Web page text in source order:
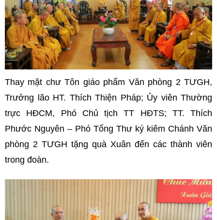
Thay mặt chư Tôn giáo phẩm Văn phòng 2 TƯGH,
Trưởng lão HT. Thích Thiện Pháp; Ủy viên Thường
trực HĐCM, Phó Chủ tịch TT HĐTS; TT. Thích
Phước Nguyên – Phó Tổng Thư ký kiêm Chánh Văn
phòng 2 TƯGH tặng quà Xuân đến các thành viên
trong đoàn.